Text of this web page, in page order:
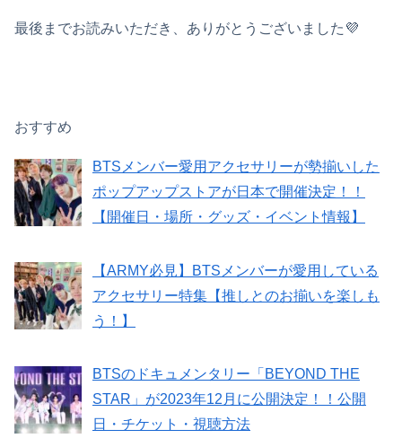
最後までお読みいただき、ありがとうございました💜
おすすめ
BTSメンバー愛用アクセサリーが勢揃いした
ポップアップストアが日本で開催決定！！
【開催日・場所・グッズ・イベント情報】
【ARMY必見】BTSメンバーが愛用している
アクセサリー特集【推しとのお揃いを楽しも
う！】
BTSのドキュメンタリー「BEYOND THE
STAR」が2023年12月に公開決定！！公開
日・チケット・視聴方法